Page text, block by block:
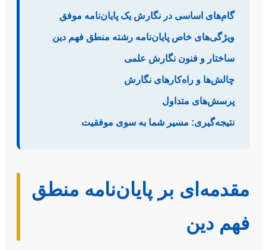
گام‌های اساسی در نگارش یک پایان‌نامه موفق
ویژگی‌های خاص پایان‌نامه رشته منطق فهم دین
ساختار و فنون نگارش علمی
چالش‌ها و راه‌کارهای نگارش
پرسش‌های متداول
نتیجه‌گیری: مسیر شما به سوی موفقیت
مقدمه‌ای بر پایان‌نامه منطق
فهم دین